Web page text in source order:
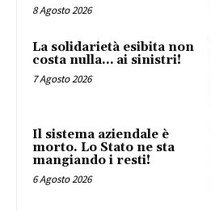
8 Agosto 2026
La solidarietà esibita non
costa nulla… ai sinistri!
7 Agosto 2026
Il sistema aziendale è
morto. Lo Stato ne sta
mangiando i resti!
6 Agosto 2026